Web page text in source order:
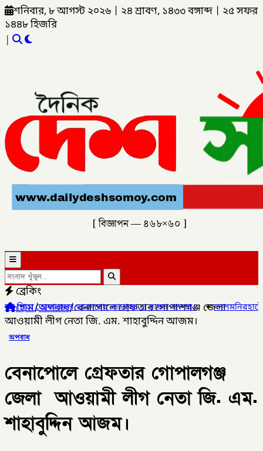
শনিবার, ৮ আগস্ট ২০২৬ ২৪ শ্রাবণ, ১৪৩৩ বঙ্গাব্দ
২৫ সফর
১৪৪৮ হিজরি
|
[ বিজ্ঞাপন — ৪৬৮×৬০ ]
ব্রেকিং
জানাজা ও দাফন সম্পন্ন।✦লালমনিরহাটের ৫ উপজেলার
হোম/অপরাধ/বেনাপোলে গ্রেফতার গোপালগঞ্জ জেলা
আওয়ামী লীগ নেতা জি. এম. শাহাবুদ্দিন আজম।
অপরাধ
বেনাপোলে গ্রেফতার গোপালগঞ্জ
জেলা আওয়ামী লীগ নেতা জি. এম.
শাহাবুদ্দিন আজম।